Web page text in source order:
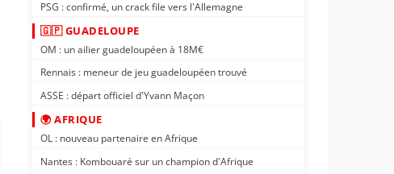
PSG : confirmé, un crack file vers l'Allemagne
🇬🇵 GUADELOUPE
OM : un ailier guadeloupéen à 18M€
Rennais : meneur de jeu guadeloupéen trouvé
ASSE : départ officiel d'Yvann Maçon
🌍 AFRIQUE
OL : nouveau partenaire en Afrique
Nantes : Kombouaré sur un champion d'Afrique